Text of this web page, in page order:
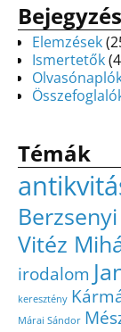
Elemzések
Ismertetők
Témák
Vitéz
irodalom
keresztény
Márai Sándor